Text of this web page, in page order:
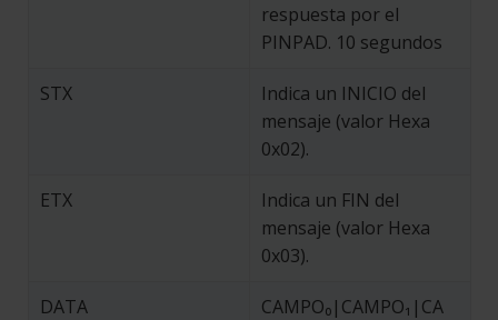
respuesta por el
PINPAD. 10 segundos
STX
Indica un INICIO del
mensaje (valor Hexa
0x02).
ETX
Indica un FIN del
mensaje (valor Hexa
0x03).
DATA
CAMPO₀|CAMPO₁|CA